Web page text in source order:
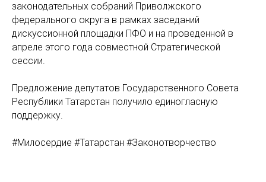
законодательных собраний Приволжского
федерального округа в рамках заседаний
дискуссионной площадки ПФО и на проведенной в
апреле этого года совместной Стратегической
сессии.
Предложение депутатов Государственного Совета
Республики Татарстан получило единогласную
поддержку.
#Милосердие #Татарстан #Законотворчество